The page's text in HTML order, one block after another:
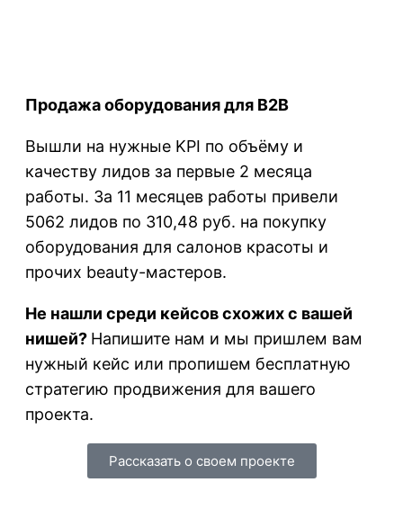
Продажа оборудования для B2B
Вышли на нужные KPI по объёму и
качеству лидов за первые 2 месяца
работы. За 11 месяцев работы привели
5062 лидов по 310,48 руб. на покупку
оборудования для салонов красоты и
прочих beauty-мастеров.
Не нашли среди кейсов схожих с вашей
нишей? Напишите нам и мы пришлем вам
нужный кейс или пропишем бесплатную
стратегию продвижения для вашего
проекта.
Рассказать о своем проекте